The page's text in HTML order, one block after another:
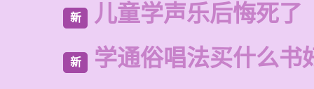
新 儿童学声乐后悔死了
新 学通俗唱法买什么书